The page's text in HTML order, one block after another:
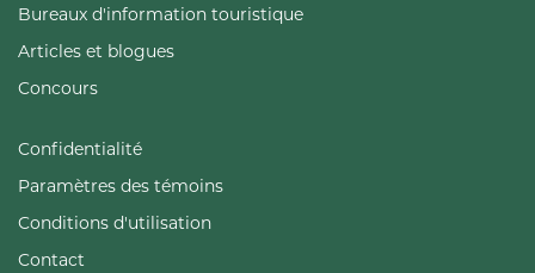
Bureaux d'information touristique
Articles et blogues
Concours
Confidentialité
Paramètres des témoins
Conditions d'utilisation
Contact